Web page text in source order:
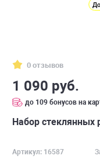
До
0 отзывов
1 090 руб.
до 109 бонусов на
Набор
Артикул: 16587